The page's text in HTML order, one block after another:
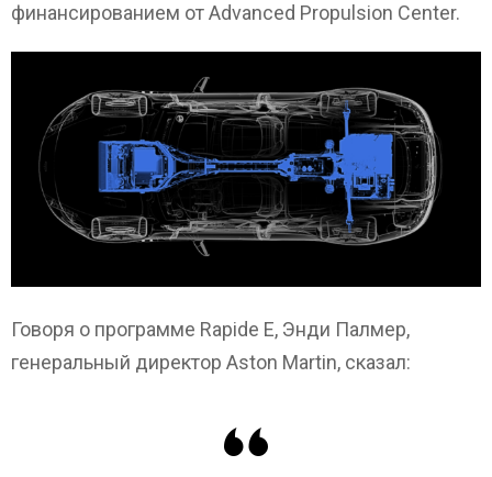
финансированием от Advanced Propulsion Center.
Говоря о программе Rapide E, Энди Палмер,
генеральный директор Aston Martin, сказал: